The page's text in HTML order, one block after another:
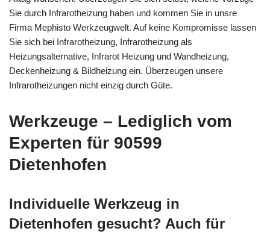
Sie durch Infrarotheizung haben und kommen Sie in unsre
Firma Mephisto Werkzeugwelt. Auf keine Kompromisse lassen
Sie sich bei Infrarotheizung, Infrarotheizung als
Heizungsalternative, Infrarot Heizung und Wandheizung,
Deckenheizung & Bildheizung ein. Überzeugen unsere
Infrarotheizungen nicht einzig durch Güte.
Werkzeuge – Lediglich vom
Experten für 90599
Dietenhofen
Individuelle Werkzeug in
Dietenhofen gesucht? Auch für